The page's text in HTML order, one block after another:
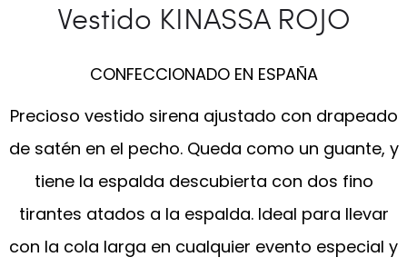
Vestido KINASSA ROJO
CONFECCIONADO EN ESPAÑA
Precioso vestido sirena ajustado con drapeado
de satén en el pecho. Queda como un guante, y
tiene la espalda descubierta con dos fino
tirantes atados a la espalda. Ideal para llevar
con la cola larga en cualquier evento especial y